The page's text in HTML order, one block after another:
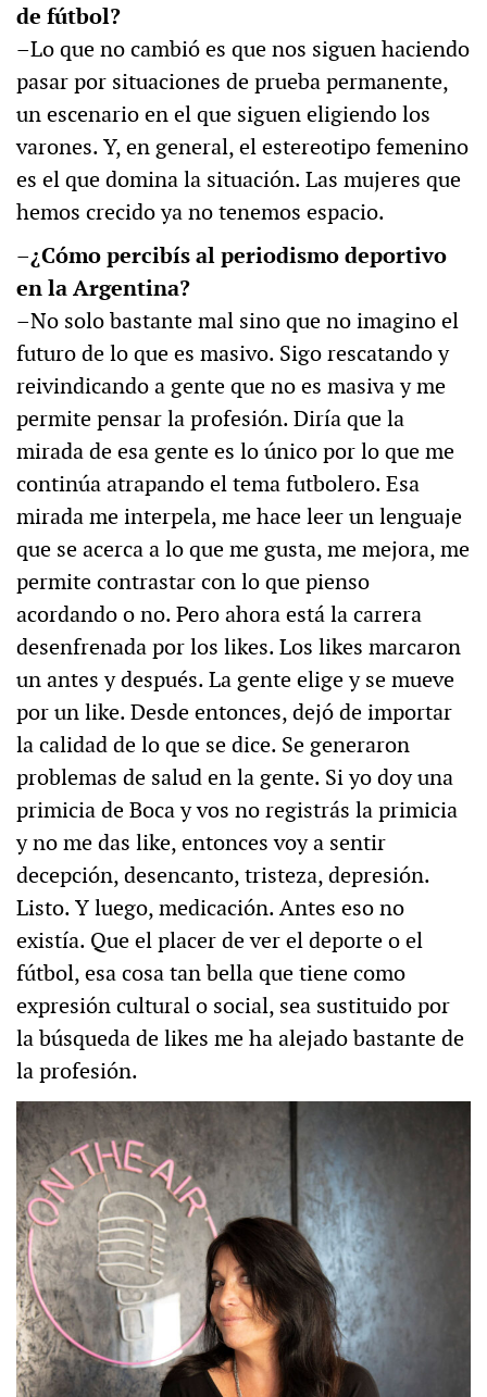
de fútbol?
–Lo que no cambió es que nos siguen haciendo
pasar por situaciones de prueba permanente,
un escenario en el que siguen eligiendo los
varones. Y, en general, el estereotipo femenino
es el que domina la situación. Las mujeres que
hemos crecido ya no tenemos espacio.
–¿Cómo percibís al periodismo deportivo
en la Argentina?
–No solo bastante mal sino que no imagino el
futuro de lo que es masivo. Sigo rescatando y
reivindicando a gente que no es masiva y me
permite pensar la profesión. Diría que la
mirada de esa gente es lo único por lo que me
continúa atrapando el tema futbolero. Esa
mirada me interpela, me hace leer un lenguaje
que se acerca a lo que me gusta, me mejora, me
permite contrastar con lo que pienso
acordando o no. Pero ahora está la carrera
desenfrenada por los likes. Los likes marcaron
un antes y después. La gente elige y se mueve
por un like. Desde entonces, dejó de importar
la calidad de lo que se dice. Se generaron
problemas de salud en la gente. Si yo doy una
primicia de Boca y vos no registrás la primicia
y no me das like, entonces voy a sentir
decepción, desencanto, tristeza, depresión.
Listo. Y luego, medicación. Antes eso no
existía. Que el placer de ver el deporte o el
fútbol, esa cosa tan bella que tiene como
expresión cultural o social, sea sustituido por
la búsqueda de likes me ha alejado bastante de
la profesión.